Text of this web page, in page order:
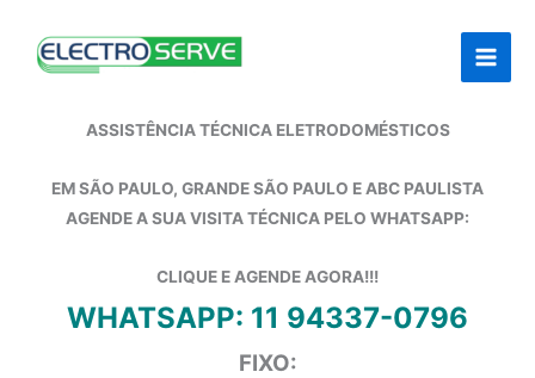
ASSISTÊNCIA TÉCNICA ELETRODOMÉSTICOS
EM SÃO PAULO, GRANDE SÃO PAULO E ABC PAULISTA
AGENDE A SUA VISITA TÉCNICA PELO WHATSAPP:
CLIQUE E AGENDE AGORA!!!
WHATSAPP: 11 94337-0796
FIXO: